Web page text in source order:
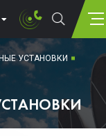
УСТАНОВКИ